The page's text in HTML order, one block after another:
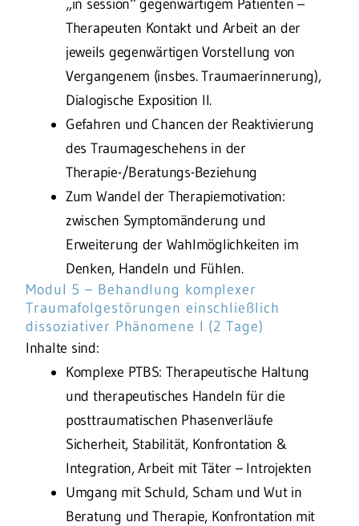
„in session“ gegenwärtigem Patienten –
Therapeuten Kontakt und Arbeit an der
jeweils gegenwärtigen Vorstellung von
Vergangenem (insbes. Traumaerinnerung),
Dialogische Exposition II.
Gefahren und Chancen der Reaktivierung
des Traumageschehens in der
Therapie-/Beratungs-Beziehung
Zum Wandel der Therapiemotivation:
zwischen Symptomänderung und
Erweiterung der Wahlmöglichkeiten im
Denken, Handeln und Fühlen.
Modul 5 – Behandlung komplexer
Traumafolgestörungen einschließlich
dissoziativer Phänomene I (2 Tage)
Inhalte sind:
Komplexe PTBS: Therapeutische Haltung
und therapeutisches Handeln für die
posttraumatischen Phasenverläufe
Sicherheit, Stabilität, Konfrontation &
Integration, Arbeit mit Täter – Introjekten
Umgang mit Schuld, Scham und Wut in
Beratung und Therapie, Konfrontation mit